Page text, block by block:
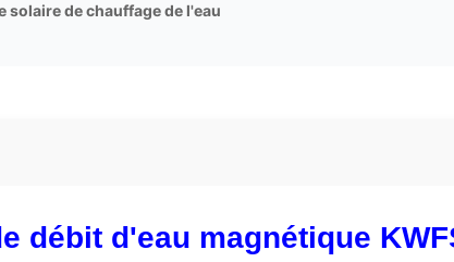
solaire de chauffage de l'eau
débit d'eau magnétique